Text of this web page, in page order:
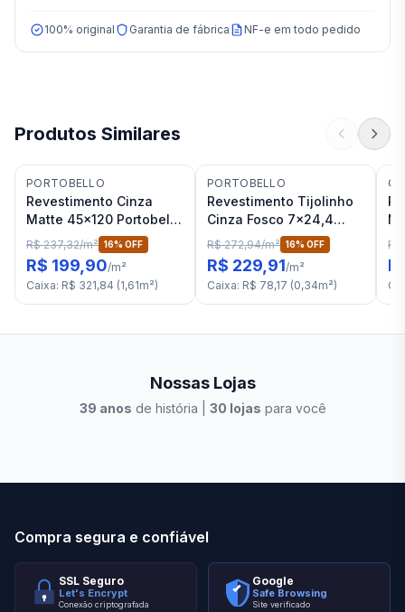
100% original Garantia de fábrica NF-e em todo pedido
Produtos Similares
PORTOBELLO
Revestimento Cinza
Matte 45x120 Portobello
Chalk RET "A"
R$ 237,32/m² 16% OFF
R$ 199,90/m²
Caixa: R$ 321,84 (1,61m²)
PORTOBELLO
Revestimento Tijolinho
Cinza Fosco 7x24,4
Portobello Vivant Ligne
Sauge Mate Bold "A"
R$ 272,94/m² 16% OFF
R$ 229,91/m²
Caixa: R$ 78,17 (0,34m²)
Nossas Lojas
39 anos de história | 30 lojas para você
Compra segura e confiável
SSL Seguro
Let's Encrypt
Conexão criptografada
Google
Safe Browsing
Site verificado